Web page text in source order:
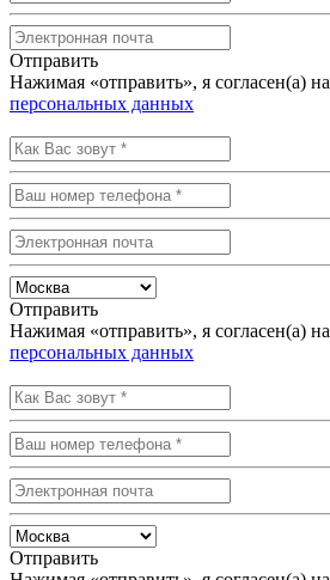
Отправить
Нажимая «отправить», я согласен(а) на
персональных данных
Отправить
Нажимая «отправить», я согласен(а) на
персональных данных
Отправить